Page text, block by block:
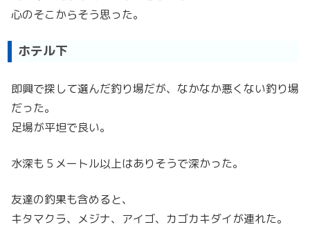
心のそこからそう思った。
ホテル下
即興で探して選んだ釣り場だが、なかなか悪くない釣り場
だった。
足場が平坦で良い。
水深も５メートル以上はありそうで深かった。
友達の釣果も含めると、
キタマクラ、メジナ、アイゴ、カゴカキダイが連れた。